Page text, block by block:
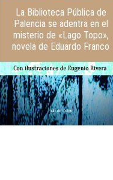
La Biblioteca Pública de
Palencia se adentra en el
misterio de «Lago Topo»,
novela de Eduardo Franco